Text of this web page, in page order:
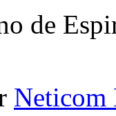
de
Neticom